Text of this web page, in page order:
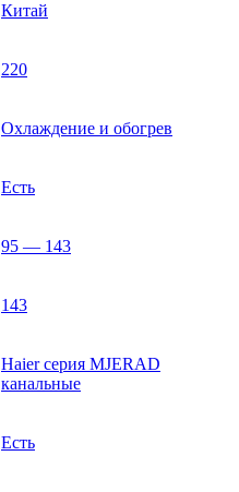
Китай
220
Охлаждение и обогрев
Есть
95 — 143
143
Haier серия MJERAD
канальные
Есть